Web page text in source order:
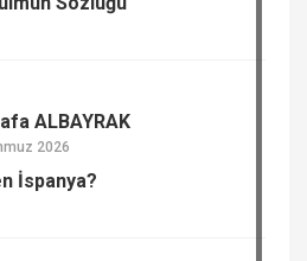
ALBAYRAK
2026
İspanya?